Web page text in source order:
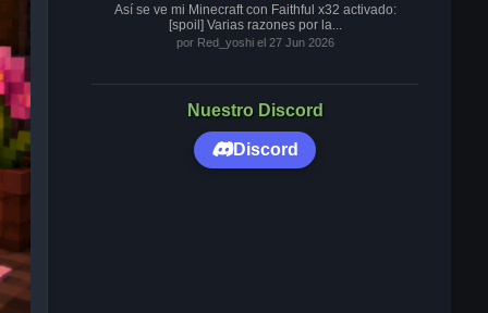
Así se ve mi Minecraft con Faithful x32 activado:
[spoil] Varias razones por la...
por Red_yoshi el 27 Jun 2026
Nuestro Discord
Discord